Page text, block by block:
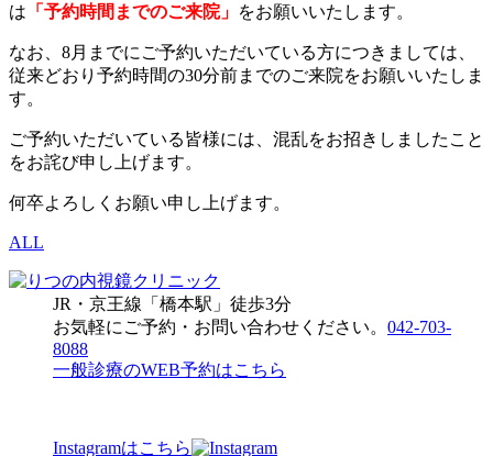
は 「予約時間までのご来院」 をお願いいたします。
なお、8月までにご予約いただいている方につきましては、
従来どおり予約時間の30分前までのご来院をお願いいたしま
す。
ご予約いただいている皆様には、混乱をお招きしましたこと
をお詫び申し上げます。
何卒よろしくお願い申し上げます。
ALL
JR・京王線「橋本駅」徒歩3分
お気軽にご予約・お問い合わせください。 042-703-
8088
一般診療のWEB予約はこちら
Instagramはこちら